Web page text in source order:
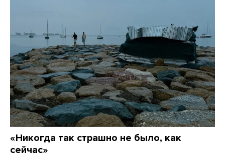
«Никогда так страшно не было, как
сейчас»